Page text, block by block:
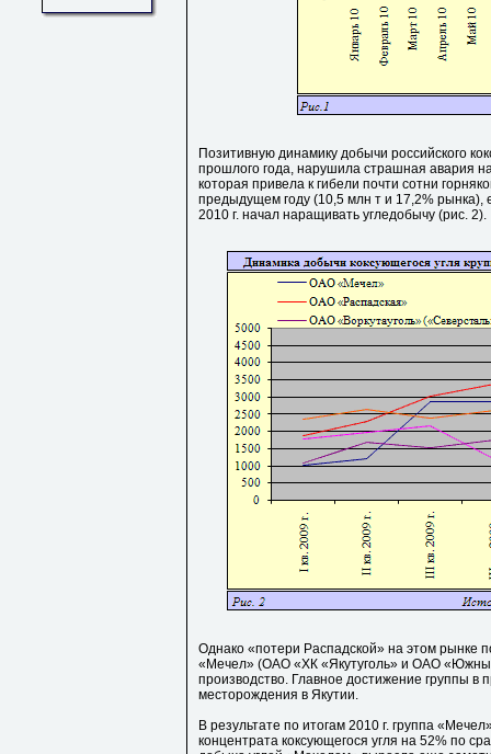
Позитивную динамику добычи российского
прошлого года, нарушила страшная авария
которая привела к гибели почти сотни
предыдущем году (10,5 млн т и 17,2% рынка),
2010 г. начал наращивать угледобычу (рис. 2).
Однако «потери Распадской» на этом рынке
«Мечел» (ОАО «ХК «Якутуголь» и ОАО
производство. Главное достижение группы в
месторождения в Якутии.
В результате по итогам 2010 г. группа
концентрата коксующегося угля на 52% по